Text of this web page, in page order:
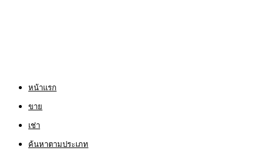
หน้าแรก
ขาย
เช่า
ค้นหาตามประเภท